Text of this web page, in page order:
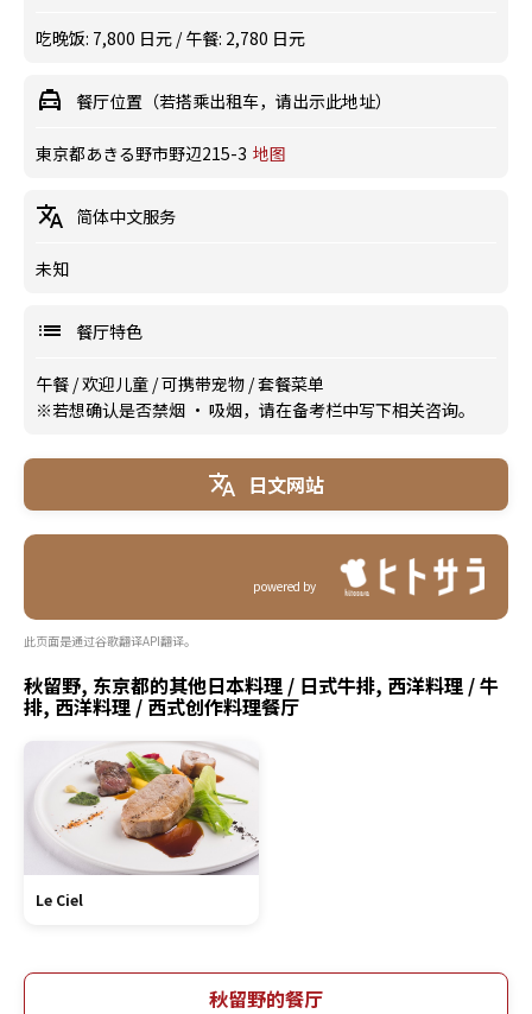
吃晚饭: 7,800 日元 / 午餐: 2,780 日元
餐厅位置（若搭乘出租车，请出示此地址）
東京都あきる野市野辺215-3 地图
简体中文服务
未知
餐厅特色
午餐 /欢迎儿童 /可携带宠物 /套餐菜单
※若想确认是否禁烟 · 吸烟，请在备考栏中写下相关咨询。
日文网站
powered by
此页面是通过谷歌翻译API翻译。
秋留野, 东京都的其他日本料理 / 日式牛排, 西洋料理 / 牛
排, 西洋料理 / 西式创作料理餐厅
Le Ciel
秋留野的餐厅